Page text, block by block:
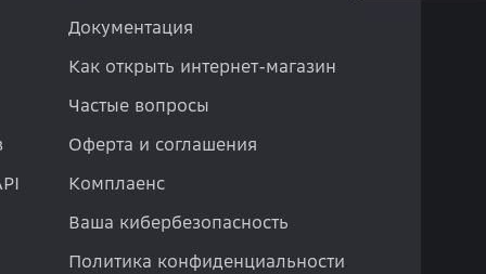
Документация
Как открыть интернет-магазин
Частые вопросы
Оферта и соглашения
Комплаенс
Ваша кибербезопасность
Политика конфиденциальности